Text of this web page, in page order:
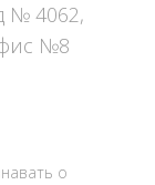
№ 4062,
№8
о